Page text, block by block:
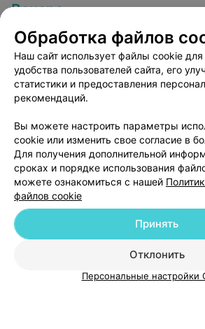
Венера
Минск, ул. Сухаревская, 39
КОСМЕТИЧЕСКИЙ КАБИНЕТ
Наше Mesto
Добавить
Обработка файлов
Наш сайт использует файлы cookie для
удобства пользователей сайта, его
статистики и предоставления
рекомендаций.
Вы можете настроить параметры
cookie или изменить свое согласие в
Для получения дополнительной
сроках и порядке использования
можете ознакомиться с нашей
файлов cookie
Отклонить
Принять
Персональные настройки